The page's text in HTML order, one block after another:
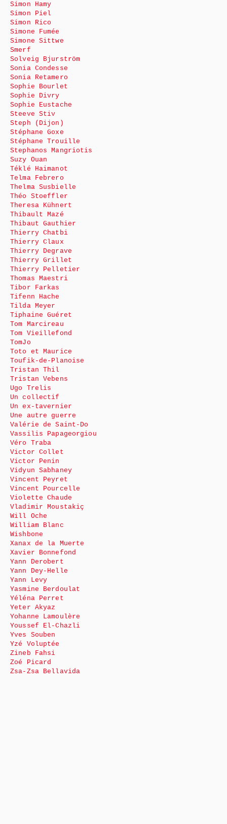
Simon Hamy
Simon Piel
Simon Rico
Simone Fumée
Simone Sittwe
Smerf
Solveig Bjurström
Sonia Condesse
Sonia Retamero
Sophie Bourlet
Sophie Divry
Sophie Eustache
Steeve Stiv
Steph (Dijon)
Stéphane Goxe
Stéphane Trouille
Stephanos Mangriotis
Suzy Ouan
Téklé Haimanot
Telma Febrero
Thelma Susbielle
Théo Stoeffler
Theresa Kühnert
Thibault Mazé
Thibaut Gauthier
Thierry Chatbi
Thierry Claux
Thierry Degrave
Thierry Grillet
Thierry Pelletier
Thomas Maestri
Tibor Farkas
Tifenn Hache
Tilda Meyer
Tiphaine Guéret
Tom Marcireau
Tom Vieillefond
TomJo
Toto et Maurice
Toufik-de-Planoise
Tristan Thil
Tristan Vebens
Ugo Trelis
Un collectif
Un ex-tavernier
Une autre guerre
Valérie de Saint-Do
Vassilis Papageorgiou
Véro Traba
Victor Collet
Victor Penin
Vidyun Sabhaney
Vincent Peyret
Vincent Pourcelle
Violette Chaude
Vladimir Moustakiç
Will Oche
William Blanc
Wishbone
Xanax de la Muerte
Xavier Bonnefond
Yann Derobert
Yann Dey-Helle
Yann Levy
Yasmine Berdoulat
Yéléna Perret
Yeter Akyaz
Yohanne Lamoulère
Youssef El-Chazli
Yves Souben
Yzé Voluptée
Zineb Fahsi
Zoé Picard
Zsa-Zsa Bellavida